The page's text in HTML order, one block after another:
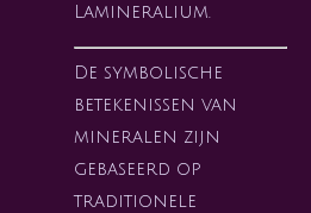
Lamineralium.
De symbolische
betekenissen van
mineralen zijn
gebaseerd op
traditionele